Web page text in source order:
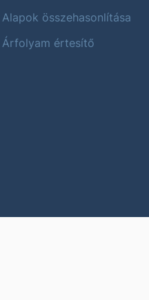
Alapok összehasonlítása
Árfolyam értesítő